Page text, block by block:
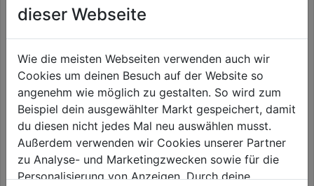
Diamanttrennscheibe Premium
1A1R DCT
0.0 (0)
0.0
Diamanttrennscheibe DU 230
mm Universal
0.0 (0)
0.0
dieser Webseite
Wie die meisten Webseiten verwenden auch wir
Cookies um deinen Besuch auf der Website so
angenehm wie möglich zu gestalten. So wird zum
Beispiel dein ausgewählter Markt gespeichert, damit
du diesen nicht jedes Mal neu auswählen musst.
Außerdem verwenden wir Cookies unserer Partner
zu Analyse- und Marketingzwecken sowie für die
Personalisierung von Anzeigen. Durch deine